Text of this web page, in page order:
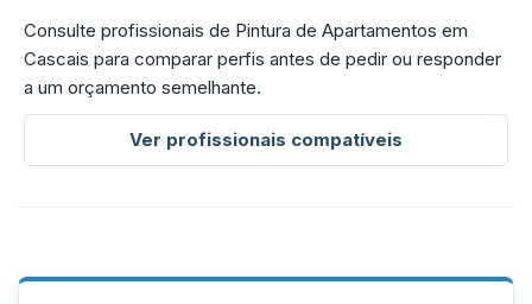
Consulte profissionais de Pintura de Apartamentos em
Cascais para comparar perfis antes de pedir ou responder
a um orçamento semelhante.
Ver profissionais compatíveis